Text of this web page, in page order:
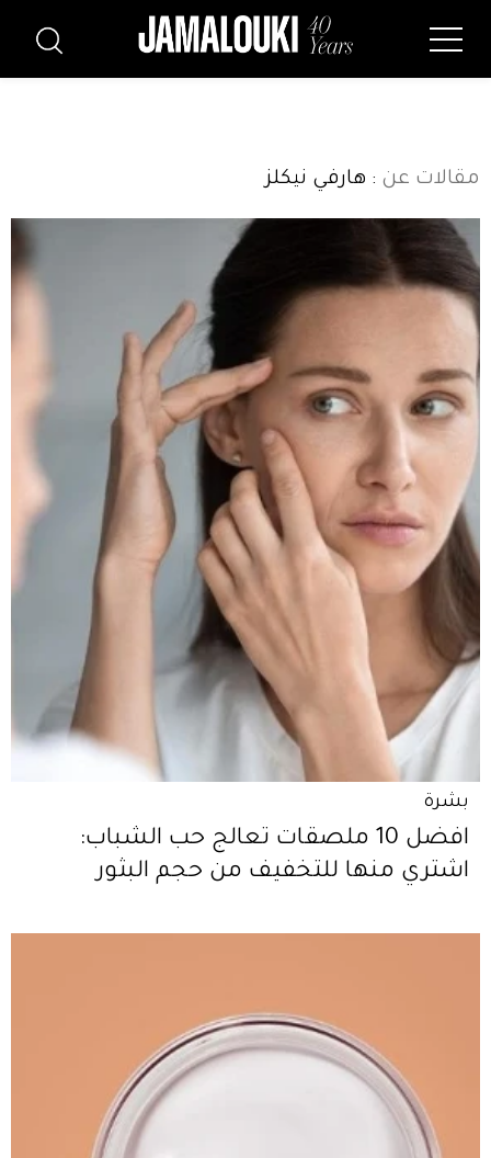
مقالات عن : هارفي نيكلز
بشرة
افضل 10 ملصقات تعالج حب الشباب:
اشتري منها للتخفيف من حجم البثور